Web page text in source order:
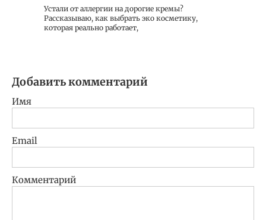
Устали от аллергии на дорогие кремы?
Рассказываю, как выбрать эко косметику,
которая реально работает,
Добавить комментарий
Имя
Email
Комментарий